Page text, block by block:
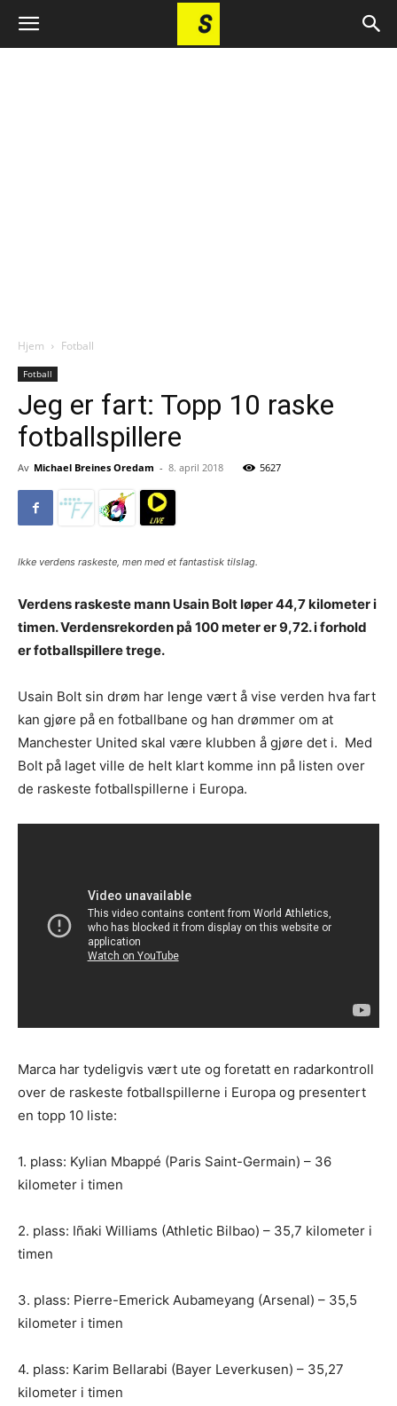
Hjem Fotball
Fotball
Jeg er fart: Topp 10 raske
fotballspillere
Av Michael Breines Oredam - 8. april 2018 5627
Ikke verdens raskeste, men med et fantastisk tilslag.
Verdens raskeste mann Usain Bolt løper 44,7 kilometer i
timen. Verdensrekorden på 100 meter er 9,72. i forhold
er fotballspillere trege.
Usain Bolt sin drøm har lenge vært å vise verden hva fart
kan gjøre på en fotballbane og han drømmer om at
Manchester United skal være klubben å gjøre det i. Med
Bolt på laget ville de helt klart komme inn på listen over
de raskeste fotballspillerne i Europa.
Marca har tydeligvis vært ute og foretatt en radarkontroll
over de raskeste fotballspillerne i Europa og presentert
en topp 10 liste:
1. plass: Kylian Mbappé (Paris Saint-Germain) – 36
kilometer i timen
2. plass: Iñaki Williams (Athletic Bilbao) – 35,7 kilometer i
timen
3. plass: Pierre-Emerick Aubameyang (Arsenal) – 35,5
kilometer i timen
4. plass: Karim Bellarabi (Bayer Leverkusen) – 35,27
kilometer i timen